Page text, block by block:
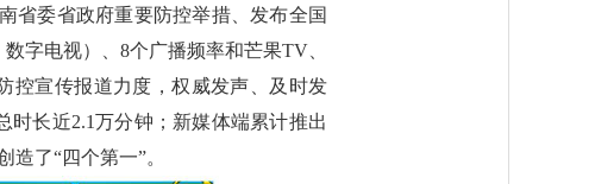
省委省政府重要防控举措、发布全国
字电视）、8个广播频率和芒果TV、
控宣传报道力度，权威发声、及时发
时长近2.1万分钟；新媒体端累计推出
了“四个第一”。